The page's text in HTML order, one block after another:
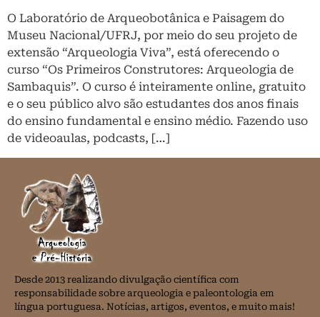
O Laboratório de Arqueobotânica e Paisagem do
Museu Nacional/UFRJ, por meio do seu projeto de
extensão “Arqueologia Viva”, está oferecendo o
curso “Os Primeiros Construtores: Arqueologia de
Sambaquis”. O curso é inteiramente online, gratuito
e o seu público alvo são estudantes dos anos finais
do ensino fundamental e ensino médio. Fazendo uso
de videoaulas, podcasts, […]
Desde 2013 realizando divulgação científica com
responsabilidade sobre arqueologia e paleontologia em
língua portuguesa. Notícias, artigos, eventos, e muito mais!